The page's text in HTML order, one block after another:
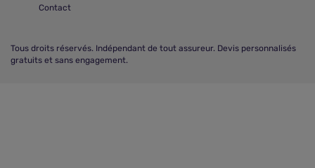
Contact
Tous droits réservés. Indépendant de tout assureur. Devis personnalisés
gratuits et sans engagement.